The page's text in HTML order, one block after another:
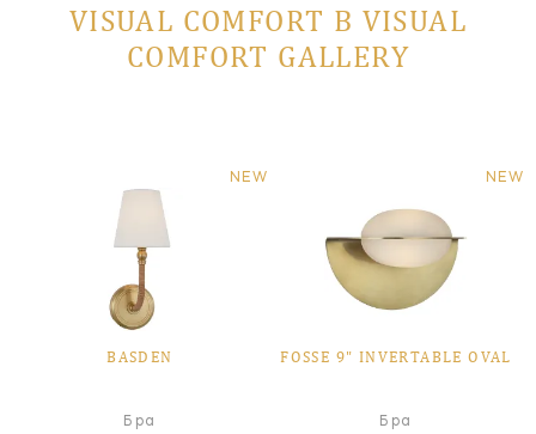
VISUAL COMFORT В VISUAL
COMFORT GALLERY
NEW
BASDEN
Бра
NEW
FOSSE 9" INVERTABLE OVAL
Бра